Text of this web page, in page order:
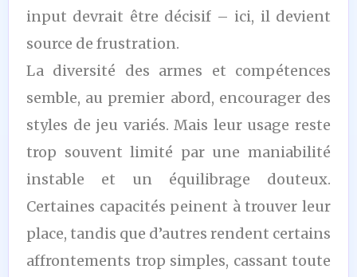
input devrait être décisif – ici, il devient
source de frustration.
La diversité des armes et compétences
semble, au premier abord, encourager des
styles de jeu variés. Mais leur usage reste
trop souvent limité par une maniabilité
instable et un équilibrage douteux.
Certaines capacités peinent à trouver leur
place, tandis que d’autres rendent certains
affrontements trop simples, cassant toute